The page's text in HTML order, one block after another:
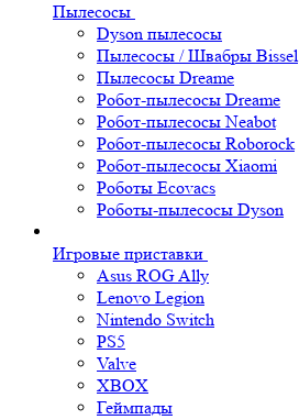
Пылесосы
Dyson пылесосы
Пылесосы / Швабры Bissel
Пылесосы Dreame
Робот-пылесосы Dreame
Робот-пылесосы Neabot
Робот-пылесосы Roborock
Робот-пылесосы Xiaomi
Роботы Ecovacs
Роботы-пылесосы Dyson
Игровые приставки
Asus ROG Ally
Lenovo Legion
Nintendo Switch
PS5
Valve
XBOX
Геймпады